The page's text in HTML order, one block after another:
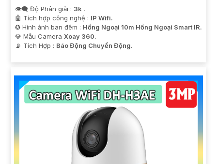
👁️‍🗨 Độ Phân giải : 3k .
🤖️ Tích hợp công nghệ : IP Wifi.
✪ Hình ảnh ban đêm : Hồng Ngoại 10m Hồng Ngoại Smart IR.
💎 Mẫu Camera Xoay 360.
️📡 Tích Hợp : Báo Động Chuyển Động.